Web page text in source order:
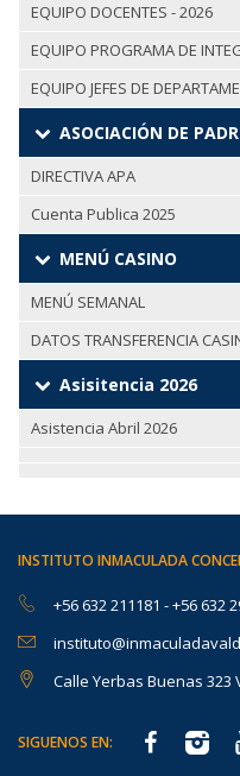
EQUIPO DOCENTES - 2026
EQUIPO PROGRAMA DE
EQUIPO JEFES DE
ASOCIACIÓN DE
DIRECTIVA APA
Cuenta Publica 2025
MENÚ CASINO
MENÚ SEMANAL
DATOS TRANSFERENCIA
Asisitencia 2026
Asistencia Abril 2026
INSTITUTO INMACULADA
+56 632 211181 -+56 632
Calle Yerbas Buenas 323
SIGUENOS EN: